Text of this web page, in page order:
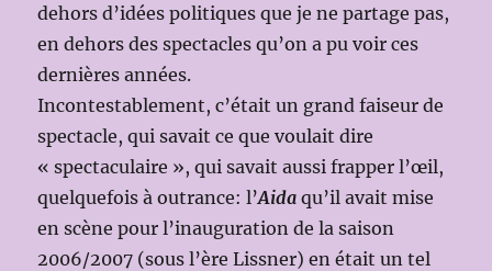
dehors d’idées politiques que je ne partage pas,
en dehors des spectacles qu’on a pu voir ces
dernières années.
Incontestablement, c’était un grand faiseur de
spectacle, qui savait ce que voulait dire
« spectaculaire », qui savait aussi frapper l’œil,
quelquefois à outrance: l’Aida qu’il avait mise
en scène pour l’inauguration de la saison
2006/2007 (sous l’ère Lissner) en était un tel